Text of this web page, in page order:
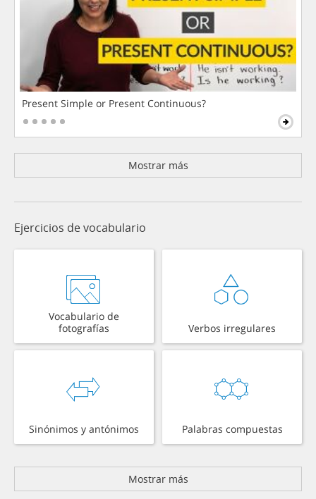
Present Simple or Present Continuous?
Mostrar más
Ejercicios de vocabulario
Vocabulario de
fotografías
Verbos irregulares
Sinónimos y antónimos Palabras compuestas
Mostrar más